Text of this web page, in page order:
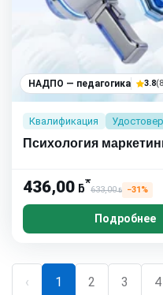
НАДПО — педагогика 3.8
Квалификация
Психология
436,00 ƃ*
633,00ƃ −31%
Подробнее
‹ 1 2 3 4